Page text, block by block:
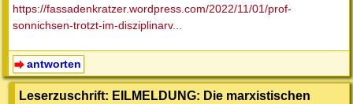
https://fassadenkratzer.wordpress.com/2022/11/01/prof-
sonnichsen-trotzt-im-disziplinarv...
antworten
Leserzuschrift: EILMELDUNG: Die marxistischen